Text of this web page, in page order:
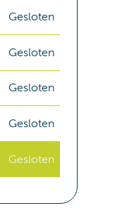
Gesloten
Gesloten
Gesloten
Gesloten
Gesloten